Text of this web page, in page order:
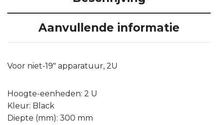
Aanvullende informatie
Voor niet-19″ apparatuur, 2U
Hoogte-eenheden: 2 U
Kleur: Black
Diepte (mm): 300 mm